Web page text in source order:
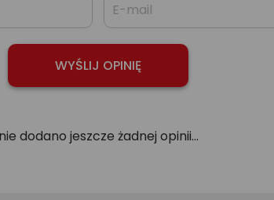
nie dodano jeszcze żadnej opinii...